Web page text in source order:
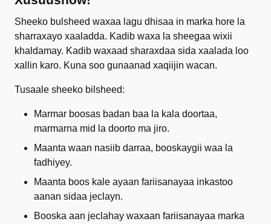
Sheeko bulsheed waxaa lagu dhisaa in marka hore la
sharraxayo xaaladda. Kadib waxa la sheegaa wixii
khaldamay. Kadib waxaad sharaxdaa sida xaalada loo
xallin karo. Kuna soo gunaanad xaqiijin wacan.
Tusaale sheeko bilsheed:
Marmar boosas badan baa la kala doortaa,
marmarna mid la doorto ma jiro.
Maanta waan nasiib darraa, booskaygii waa la
fadhiyey.
Maanta boos kale ayaan fariisanayaa inkastoo
aanan sidaa jeclayn.
Booska aan jeclahay waxaan fariisanayaa marka